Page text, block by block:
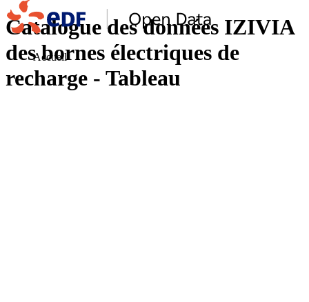
Accueil
Catalogue des données IZIVIA
des bornes électriques de
recharge - Tableau